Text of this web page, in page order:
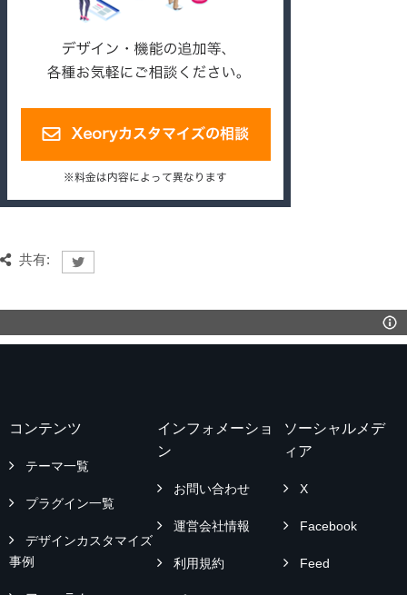
共有:
コンテンツ
テーマ一覧
プラグイン一覧
デザインカスタマイズ
事例
インフォメーショ
ン
お問い合わせ
運営会社情報
利用規約
ソーシャルメデ
ィア
X
Facebook
Feed